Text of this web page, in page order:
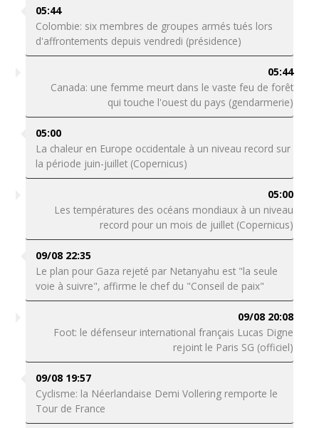
05:44
Colombie: six membres de groupes armés tués lors
d'affrontements depuis vendredi (présidence)
05:44
Canada: une femme meurt dans le vaste feu de forêt
qui touche l'ouest du pays (gendarmerie)
05:00
La chaleur en Europe occidentale à un niveau record sur
la période juin-juillet (Copernicus)
05:00
Les températures des océans mondiaux à un niveau
record pour un mois de juillet (Copernicus)
09/08 22:35
Le plan pour Gaza rejeté par Netanyahu est "la seule
voie à suivre", affirme le chef du "Conseil de paix"
09/08 20:08
Foot: le défenseur international français Lucas Digne
rejoint le Paris SG (officiel)
09/08 19:57
Cyclisme: la Néerlandaise Demi Vollering remporte le
Tour de France